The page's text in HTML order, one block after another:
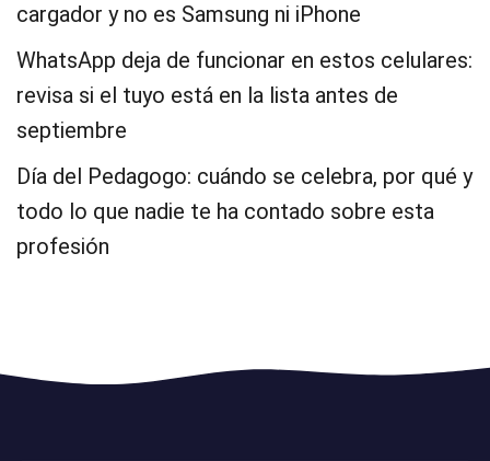
cargador y no es Samsung ni iPhone
WhatsApp deja de funcionar en estos celulares:
revisa si el tuyo está en la lista antes de
septiembre
Día del Pedagogo: cuándo se celebra, por qué y
todo lo que nadie te ha contado sobre esta
profesión